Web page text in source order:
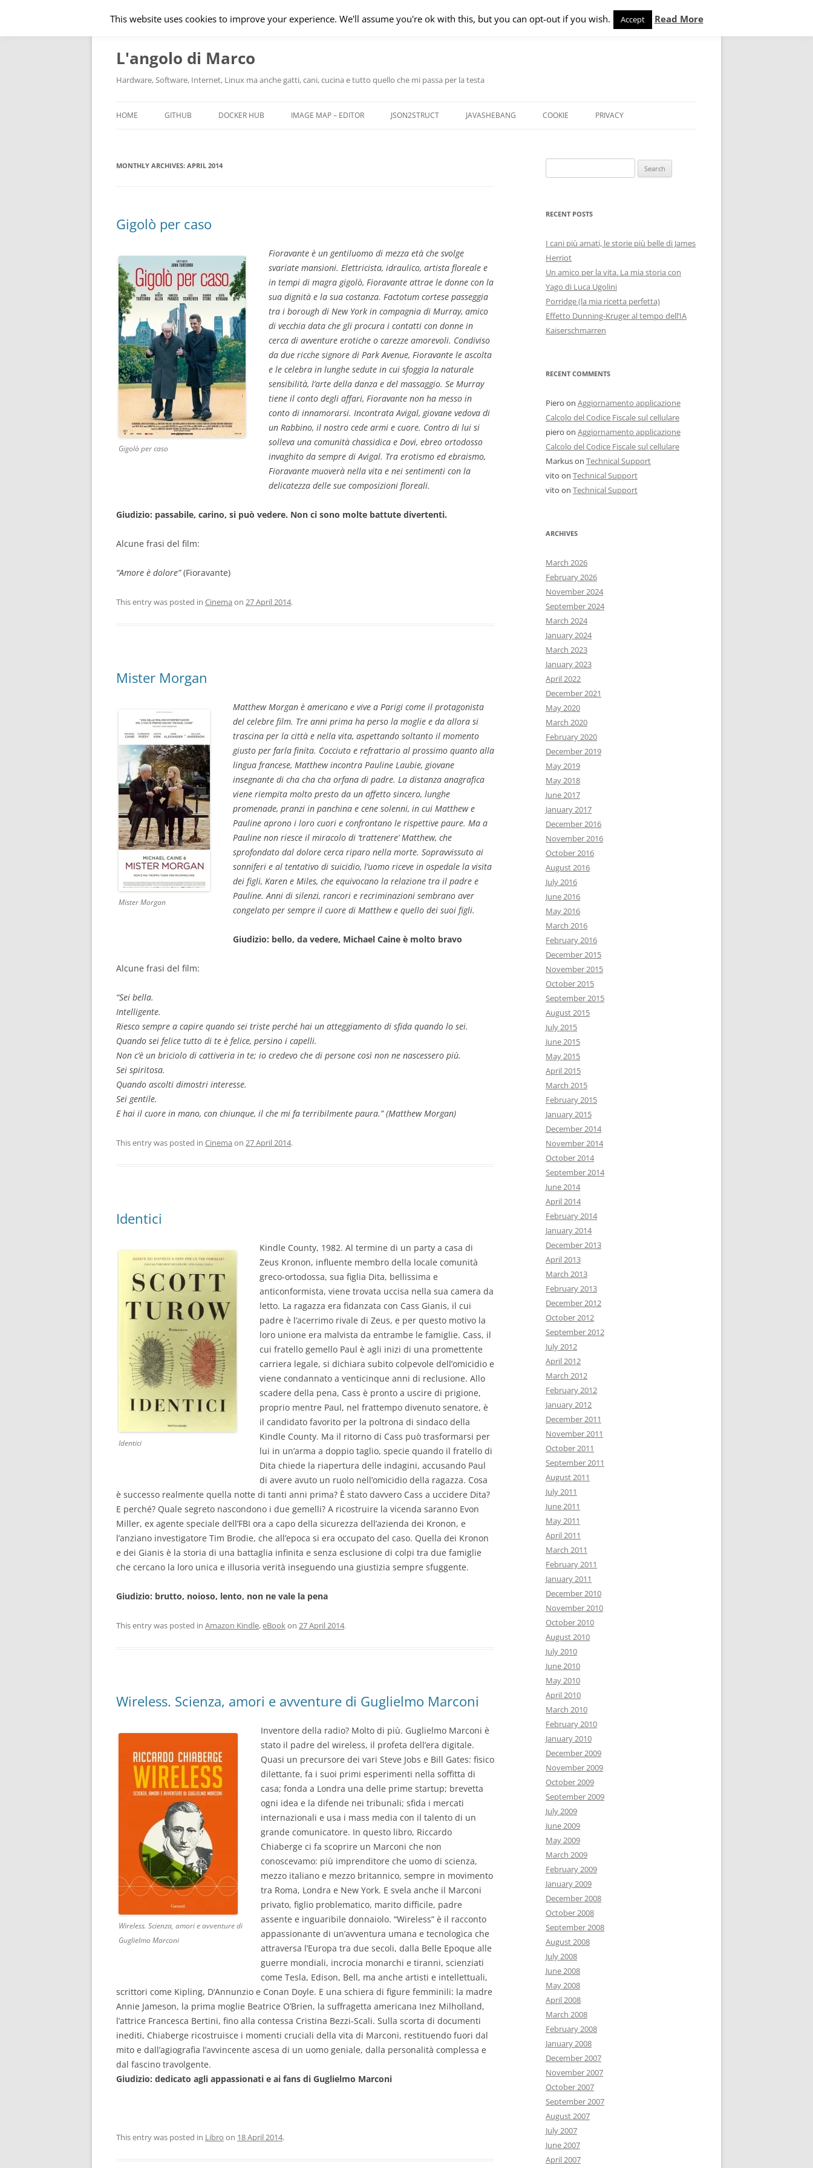
L'angolo di Marco
Hardware, Software, Internet, Linux ma anche gatti, cani, cucina e tutto quello che mi passa per la testa
HOME GITHUB DOCKER HUB IMAGE MAP – EDITOR JSON2STRUCT JAVASHEBANG COOKIE PRIVACY
MONTHLY ARCHIVES: APRIL 2014
Gigolò per caso
Gigolò per caso
Fioravante è un gentiluomo di mezza età che svolge
svariate mansioni. Elettricista, idraulico, artista floreale e
in tempi di magra gigolò, Fioravante attrae le donne con la
sua dignità e la sua costanza. Factotum cortese passeggia
tra i borough di New York in compagnia di Murray, amico
di vecchia data che gli procura i contatti con donne in
cerca di avventure erotiche o carezze amorevoli. Condiviso
da due ricche signore di Park Avenue, Fioravante le ascolta
e le celebra in lunghe sedute in cui sfoggia la naturale
sensibilità, l’arte della danza e del massaggio. Se Murray
tiene il conto degli affari, Fioravante non ha messo in
conto di innamorarsi. Incontrata Avigal, giovane vedova di
un Rabbino, il nostro cede armi e cuore. Contro di lui si
solleva una comunità chassidica e Dovi, ebreo ortodosso
invaghito da sempre di Avigal. Tra erotismo ed ebraismo,
Fioravante muoverà nella vita e nei sentimenti con la
delicatezza delle sue composizioni floreali.
Giudizio: passabile, carino, si può vedere. Non ci sono molte battute divertenti.
Alcune frasi del film:
“Amore è dolore”(Fioravante)
This entry was posted in Cinema on 27 April 2014.
Mister Morgan
Mister Morgan
Matthew Morgan è americano e vive a Parigi come il protagonista
del celebre film. Tre anni prima ha perso la moglie e da allora si
trascina per la città e nella vita, aspettando soltanto il momento
giusto per farla finita. Cocciuto e refrattario al prossimo quanto alla
lingua francese, Matthew incontra Pauline Laubie, giovane
insegnante di cha cha cha orfana di padre. La distanza anagrafica
viene riempita molto presto da un affetto sincero, lunghe
promenade, pranzi in panchina e cene solenni, in cui Matthew e
Pauline aprono i loro cuori e confrontano le rispettive paure. Ma a
Pauline non riesce il miracolo di ‘trattenere’ Matthew, che
sprofondato dal dolore cerca riparo nella morte. Sopravvissuto ai
sonniferi e al tentativo di suicidio, l’uomo riceve in ospedale la visita
dei figli, Karen e Miles, che equivocano la relazione tra il padre e
Pauline. Anni di silenzi, rancori e recriminazioni sembrano aver
congelato per sempre il cuore di Matthew e quello dei suoi figli.
Giudizio: bello, da vedere, Michael Caine è molto bravo
Alcune frasi del film:
“Sei bella.
Intelligente.
Riesco sempre a capire quando sei triste perché hai un atteggiamento di sfida quando lo sei.
Quando sei felice tutto di te è felice, persino i capelli.
Non c’è un briciolo di cattiveria in te; io credevo che di persone così non ne nascessero più.
Sei spiritosa.
Quando ascolti dimostri interesse.
Sei gentile.
E hai il cuore in mano, con chiunque, il che mi fa terribilmente paura.” (Matthew Morgan)
This entry was posted in Cinema on 27 April 2014.
Identici
Identici
Kindle County, 1982. Al termine di un party a casa di
Zeus Kronon, influente membro della locale comunità
greco-ortodossa, sua figlia Dita, bellissima e
anticonformista, viene trovata uccisa nella sua camera da
letto. La ragazza era fidanzata con Cass Gianis, il cui
padre è l’acerrimo rivale di Zeus, e per questo motivo la
loro unione era malvista da entrambe le famiglie. Cass, il
cui fratello gemello Paul è agli inizi di una promettente
carriera legale, si dichiara subito colpevole dell’omicidio e
viene condannato a venticinque anni di reclusione. Allo
scadere della pena, Cass è pronto a uscire di prigione,
proprio mentre Paul, nel frattempo divenuto senatore, è
il candidato favorito per la poltrona di sindaco della
Kindle County. Ma il ritorno di Cass può trasformarsi per
lui in un’arma a doppio taglio, specie quando il fratello di
Dita chiede la riapertura delle indagini, accusando Paul
di avere avuto un ruolo nell’omicidio della ragazza. Cosa
è successo realmente quella notte di tanti anni prima? È stato davvero Cass a uccidere Dita?
E perché? Quale segreto nascondono i due gemelli? A ricostruire la vicenda saranno Evon
Miller, ex agente speciale dell’FBI ora a capo della sicurezza dell’azienda dei Kronon, e
l’anziano investigatore Tim Brodie, che all’epoca si era occupato del caso. Quella dei Kronon
e dei Gianis è la storia di una battaglia infinita e senza esclusione di colpi tra due famiglie
che cercano la loro unica e illusoria verità inseguendo una giustizia sempre sfuggente.
Giudizio: brutto, noioso, lento, non ne vale la pena
This entry was posted in Amazon Kindle,eBookon 27 April 2014.
Wireless. Scienza, amori e avventure di Guglielmo Marconi
Wireless. Scienza, amori e avventure di
Guglielmo Marconi
Inventore della radio? Molto di più. Guglielmo Marconi è
stato il padre del wireless, il profeta dell’era digitale.
Quasi un precursore dei vari Steve Jobs e Bill Gates: fisico
dilettante, fa i suoi primi esperimenti nella soffitta di
casa; fonda a Londra una delle prime startup; brevetta
ogni idea e la difende nei tribunali; sfida i mercati
internazionali e usa i mass media con il talento di un
grande comunicatore. In questo libro, Riccardo
Chiaberge ci fa scoprire un Marconi che non
conoscevamo: più imprenditore che uomo di scienza,
mezzo italiano e mezzo britannico, sempre in movimento
tra Roma, Londra e New York. E svela anche il Marconi
privato, figlio problematico, marito difficile, padre
assente e inguaribile donnaiolo. “Wireless” è il racconto
appassionante di un’avventura umana e tecnologica che
attraversa l’Europa tra due secoli, dalla Belle Epoque alle
guerre mondiali, incrocia monarchi e tiranni, scienziati
come Tesla, Edison, Bell, ma anche artisti e intellettuali,
scrittori come Kipling, D’Annunzio e Conan Doyle. E una schiera di figure femminili: la madre
Annie Jameson, la prima moglie Beatrice O’Brien, la suffragetta americana Inez Milholland,
l’attrice Francesca Bertini, fino alla contessa Cristina Bezzi-Scali. Sulla scorta di documenti
inediti, Chiaberge ricostruisce i momenti cruciali della vita di Marconi, restituendo fuori dal
mito e dall’agiografia l’avvincente ascesa di un uomo geniale, dalla personalità complessa e
dal fascino travolgente.
Giudizio: dedicato agli appassionati e ai fans di Guglielmo Marconi
This entry was posted in Libro on 18 April 2014.
for:
RECENT POSTS
I cani più amati, le storie più belle di James
Herriot
Un amico per la vita. La mia storia con
Yago di Luca Ugolini
Porridge (la mia ricetta perfetta)
Effetto Dunning-Kruger al tempo dell’IA
Kaiserschmarren
RECENT COMMENTS
Piero on Aggiornamento applicazione
Calcolo del Codice Fiscale sul cellulare
piero on Aggiornamento applicazione
Calcolo del Codice Fiscale sul cellulare
Markuson Technical Support
vito on Technical Support
vito on Technical Support
ARCHIVES
March 2026
February 2026
November 2024
September 2024
March 2024
January 2024
March 2023
January 2023
April 2022
December 2021
May 2020
March 2020
February 2020
December 2019
May 2019
May 2018
June 2017
January 2017
December 2016
November 2016
October 2016
August 2016
July 2016
June 2016
May 2016
March 2016
February 2016
December 2015
November 2015
October 2015
September 2015
August 2015
July 2015
June 2015
May 2015
April 2015
March 2015
February 2015
January 2015
December 2014
November 2014
October 2014
September 2014
June 2014
April 2014
February 2014
January 2014
December 2013
April 2013
March 2013
February 2013
December 2012
October 2012
September 2012
July 2012
April 2012
March 2012
February 2012
January 2012
December 2011
November 2011
October 2011
September 2011
August 2011
July 2011
June 2011
May 2011
April 2011
March 2011
February 2011
January 2011
December 2010
November 2010
October 2010
August 2010
July 2010
June 2010
May 2010
April 2010
March 2010
February 2010
January 2010
December 2009
November 2009
October 2009
September 2009
July 2009
June 2009
May 2009
March 2009
February 2009
January 2009
December 2008
October 2008
September 2008
August 2008
July 2008
June 2008
May 2008
April 2008
March 2008
February 2008
January 2008
December 2007
November 2007
October 2007
September 2007
August 2007
July 2007
June 2007
April 2007
This website uses cookies to improve your experience. We'll assume you're ok with this, but you can opt-out if you wish. Accept Read More